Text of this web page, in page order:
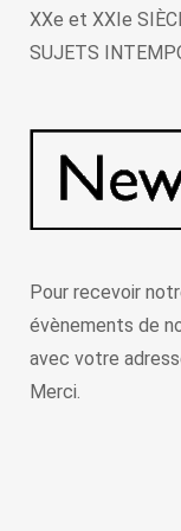
XXe et XXIe
SUJETS
Pour recevoir
évènements de
avec votre
Merci.